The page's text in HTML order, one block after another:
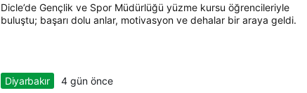
Dicle’de Gençlik ve Spor Müdürlüğü yüzme kursu öğrencileriyle
buluştu; başarı dolu anlar, motivasyon ve dehalar bir araya geldi.
Diyarbakır 4 gün önce